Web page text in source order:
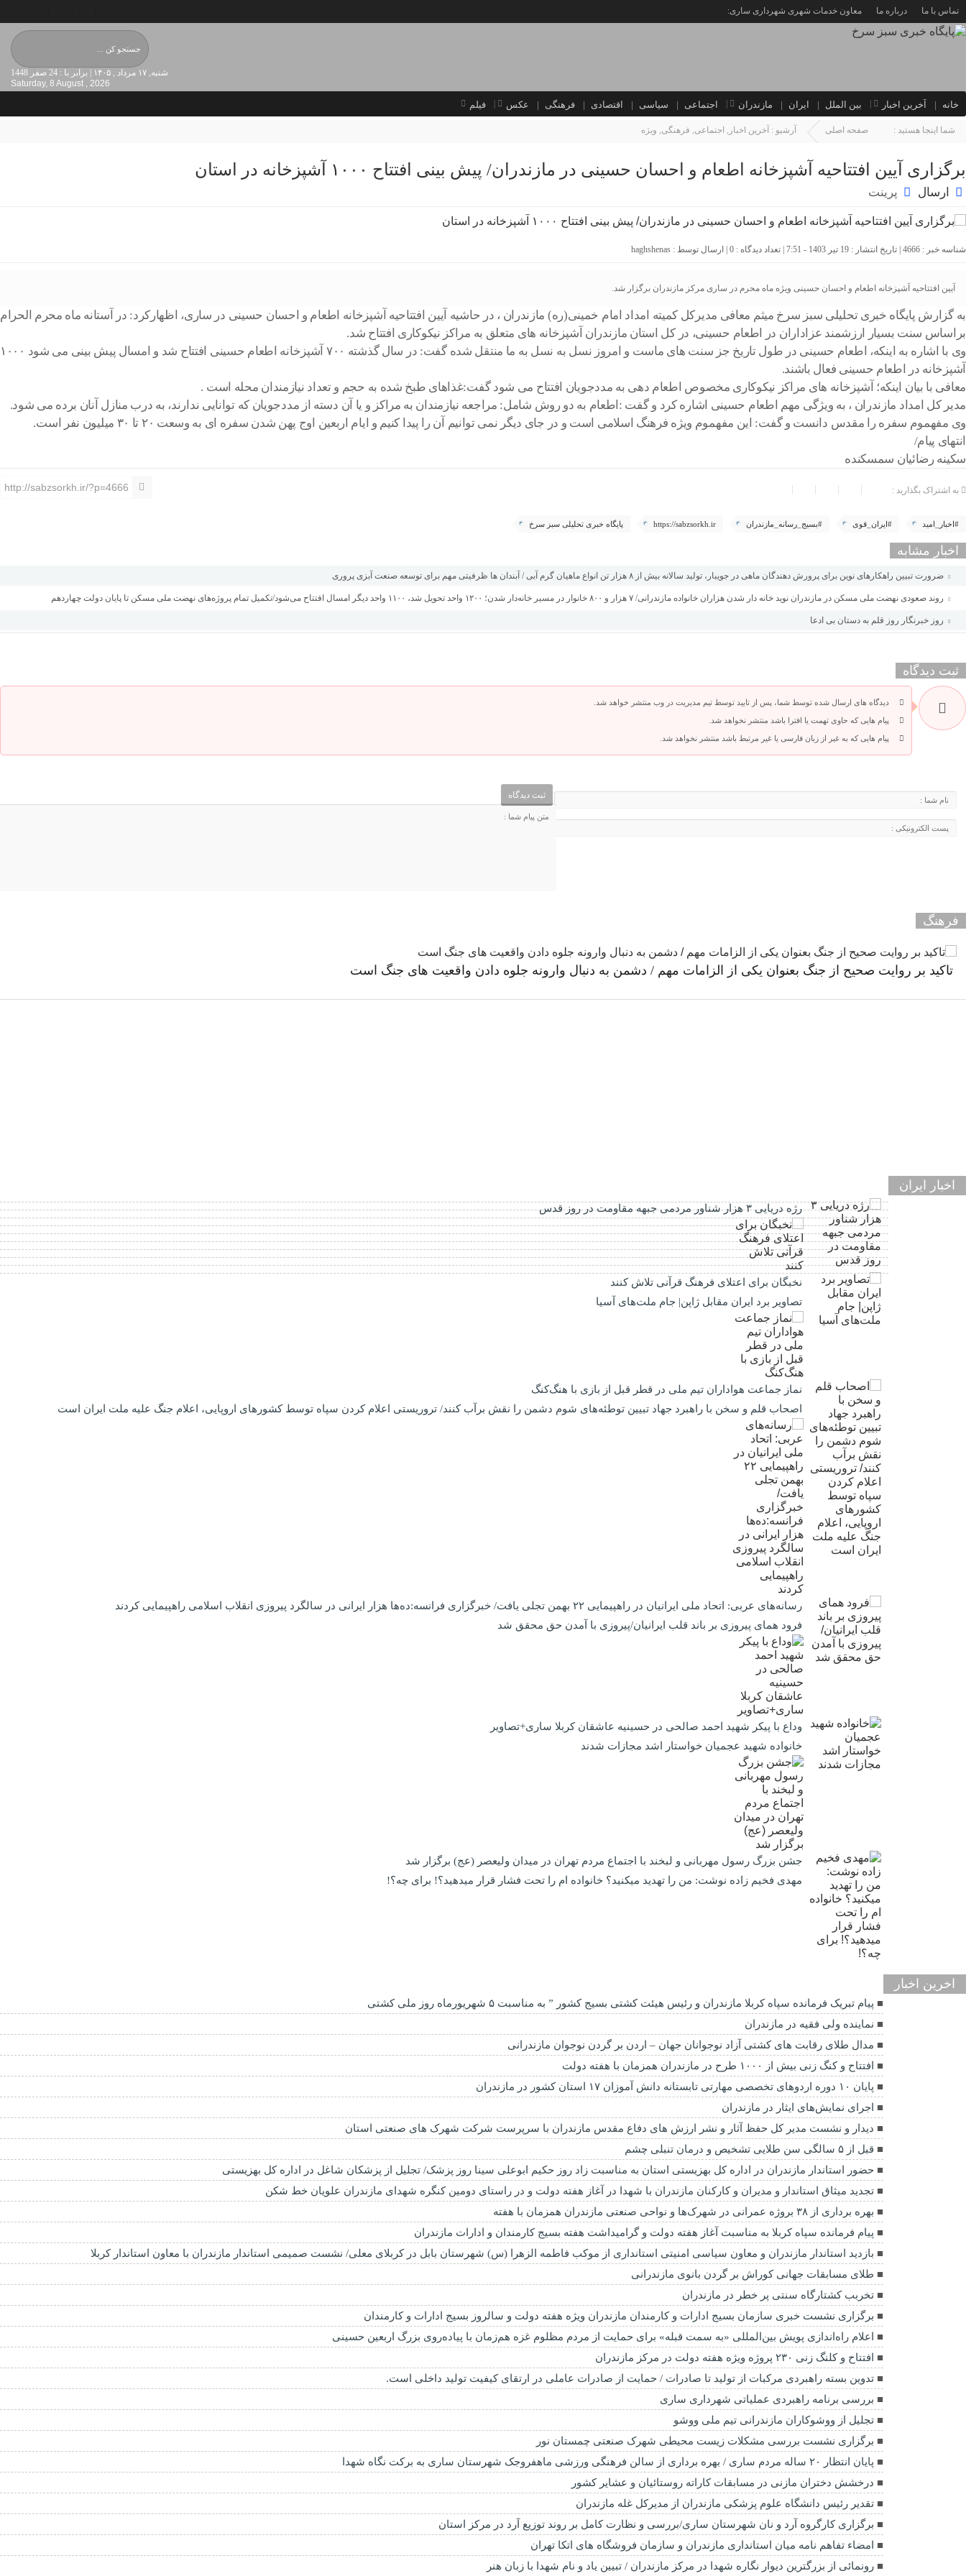
تماس با ما درباره ما معاون خدمات شهری شهرداری ساری:
شنبه, ۱۷ مرداد , ۱۴۰۵ | برابر با : 24 صفر 1448
Saturday, 8 August , 2026
خانه آخرین اخبار بین الملل ایران مازندران اجتماعی سیاسی اقتصادی فرهنگی عکس فیلم
شما اینجا هستید : صفحه اصلی آرشیو : آخرین اخبار , اجتماعی, فرهنگی, ویژه
برگزاری آیین افتتاحیه آشپزخانه اطعام و احسان حسینی در مازندران/ پیش بینی افتتاح ۱۰۰۰ آشپزخانه در استان
ارسال پرینت
شناسه خبر : 4666 | تاریخ انتشار : 19 تیر 1403 - 7:51 | تعداد دیدگاه : 0 | ارسال توسط : haghshenas
آیین افتتاحیه آشپزخانه اطعام و احسان حسینی ویژه ماه محرم در ساری مرکز مازندران برگزار شد.
به گزارش پایگاه خبری تحلیلی سبز سرخ میثم معافی مدیرکل کمیته امداد امام خمینی(ره) مازندران ، در حاشیه آیین افتتاحیه آشپزخانه اطعام و احسان حسینی در ساری، اظهارکرد: در آستانه ماه محرم الحرام
براساس سنت بسیار ارزشمند عزاداران در اطعام حسینی، در کل استان مازندران آشپزخانه های متعلق به مراکز نیکوکاری افتتاح شد.
وی با اشاره به اینکه، اطعام حسینی در طول تاریخ جز سنت های ماست و امروز نسل به نسل به ما منتقل شده گفت: در سال گذشته ۷۰۰ آشپزخانه اطعام حسینی افتتاح شد و امسال پیش بینی می شود ۱۰۰۰
آشپزخانه در اطعام حسینی فعال باشند.
معافی با بیان اینکه؛ آشپزخانه های مراکز نیکوکاری مخصوص اطعام دهی به مددجویان افتتاح می شود گفت:غذاهای طبخ شده به حجم و تعداد نیازمندان محله است .
مدیر کل امداد مازندران ، به ویژگی مهم اطعام حسینی اشاره کرد و گفت :اطعام به دو روش شامل: مراجعه نیازمندان به مراکز و یا آن دسته از مددجویان که توانایی ندارند، به درب منازل آنان برده می شود.
وی مفهموم سفره را مقدس دانست و گفت: این مفهموم ویژه فرهنگ اسلامی است و در جای دیگر نمی توانیم آن را پیدا کنیم و ایام اربعین اوج پهن شدن سفره ای به وسعت ۲۰ تا ۳۰ میلیون نفر است.
انتهای پیام/
سکینه رضائیان سمسکنده
به اشتراک بگذارید : http://sabzsorkh.ir/?p=4666
#اخبار_امید #ایران_قوی #بسیج_رسانه_مازندران https://sabzsorkh.ir پایگاه خبری تحلیلی سبز سرخ
اخبار مشابه
ضرورت تبیین راهکارهای نوین برای پرورش دهندگان ماهی در جویبار، تولید سالانه بیش از ۸ هزار تن انواع ماهیان گرم آبی / آبندان ها ظرفیتی مهم برای توسعه صنعت آبزی پروری
روند صعودی نهضت ملی مسکن در مازندران نوید خانه دار شدن هزاران خانواده مازندرانی/ ۷ هزار و ۸۰۰ خانوار در مسیر خانه‌دار شدن؛ ۱۲۰۰ واحد تحویل شد، ۱۱۰۰ واحد دیگر امسال افتتاح می‌شود/تکمیل تمام پروژه‌های نهضت ملی مسکن تا پایان دولت چهاردهم
روز خبرنگار روز قلم به دستان بی ادعا
ثبت دیدگاه
دیدگاه های ارسال شده توسط شما، پس از تایید توسط تیم مدیریت در وب منتشر خواهد شد.
پیام هایی که حاوی تهمت یا افترا باشد منتشر نخواهد شد.
پیام هایی که به غیر از زبان فارسی یا غیر مرتبط باشد منتشر نخواهد شد.
فرهنگ
تاکید بر روایت صحیح از جنگ بعنوان یکی از الزامات مهم / دشمن به دنبال وارونه جلوه دادن واقعیت های جنگ است
اخبار ایران
رژه دریایی ۳ هزار شناور مردمی جبهه مقاومت در روز قدس
نخبگان برای اعتلای فرهنگ قرآنی تلاش کنند
تصاویر برد ایران مقابل ژاپن| جام ملت‌های آسیا
نماز جماعت هواداران تیم ملی در قطر قبل از بازی با هنگ‌کنگ
اصحاب قلم و سخن با راهبرد جهاد تبیین توطئه‌های شوم دشمن را نقش برآب کنند/ تروریستی اعلام کردن سپاه توسط کشورهای اروپایی، اعلام جنگ علیه ملت ایران است
رسانه‌های عربی: اتحاد ملی ایرانیان در راهپیمایی ۲۲ بهمن تجلی یافت/ خبرگزاری فرانسه:ده‌ها هزار ایرانی در سالگرد پیروزی انقلاب اسلامی راهپیمایی کردند
فرود همای پیروزی بر باند قلب ایرانیان/پیروزی با آمدن حق محقق شد
وداع با پیکر شهید احمد صالحی‌ در حسینیه عاشقان کربلا ساری+تصاویر
خانواده شهید عجمیان خواستار اشد مجازات شدند
جشن بزرگ رسول مهربانی و لبخند با اجتماع مردم تهران در میدان ولیعصر (عج) برگزار شد
مهدی فخیم زاده نوشت: من را تهدید میکنید؟ خانواده ام را‌ تحت فشار قرار میدهید؟! برای چه؟!
اخرین اخبار
پیام تبریک فرمانده سپاه کربلا مازندران و رئیس هیئت کشتی بسیج کشور ” به مناسبت ۵ شهریورماه روز ملی کشتی
نماينده ولی فقیه در مازندران
مدال طلای رقابت های کشتی آزاد نوجوانان جهان – اردن بر گردن نوجوان مازندرانی
افتتاح و کنگ زنی بیش از ۱۰۰۰ طرح در مازندران همزمان با هفته دولت
پایان ۱۰ دوره اردوهای تخصصی مهارتی تابستانه دانش آموزان ۱۷ استان کشور در مازندران
اجرای نمایش‌های ایثار در مازندران
دیدار و نشست مدیر کل حفظ آثار و نشر ارزش های دفاع مقدس مازندران با سرپرست شرکت شهرک های صنعتی استان
قبل از ۵ سالگی سن طلایی تشخیص و درمان تنبلی چشم
حضور استاندار مازندران در اداره کل بهزیستی استان به مناسبت زاد روز حکیم ابوعلی سینا روز پزشک/ تجلیل از پزشکان شاغل در اداره کل بهزیستی
تجدید میثاق استاندار و مدیران و کارکنان مازندران با شهدا در آغاز هفته دولت و در راستای دومین کنگره شهدای مازندران علویان خط شکن
بهره برداری از ۳۸ بروژه عمرانی در شهرک‌ها و نواحی صنعتی مازندران همزمان با هفته
پیام فرمانده سپاه کربلا به مناسبت آغاز هفته دولت و گرامیداشت هفته بسیج کارمندان و ادارات مازندران
بازدید استاندار مازندران و معاون سیاسی امنیتی استانداری از موکب فاطمه الزهرا (س) شهرستان بابل در کربلای معلی/ نشست صمیمی استاندار مازندران با معاون استاندار کربلا
طلای مسابقات جهانی کوراش بر گردن بانوی مازندرانی
تخربب کشتارگاه سنتی پر خطر در مازندران
برگزاری نشست خبری سازمان بسیج ادارات و کارمندان مازندران ویژه هفته دولت و سالروز بسیج ادارات و کارمندان
اعلام راه‌اندازی پویش بین‌المللی «به سمت قبله» برای حمایت از مردم مظلوم غزه هم‌زمان با پیاده‌روی بزرگ اربعین حسینی
افتتاح و کلنگ زنی ۲۳۰ پروژه ویژه هفته دولت در مرکز مازندران
تدوین بسته راهبردی مرکبات از تولید تا صادرات / حمایت از صادرات عاملی در ارتقای کیفیت تولید داخلی است.
بررسی برنامه راهبردی عملیاتی شهرداری ساری
تجلیل از ووشوکاران مازندرانی تیم ملی ووشو
برگزاری نشست بررسی مشکلات زیست محیطی شهرک صنعتی چمستان نور
پایان انتظار ۲۰ ساله مردم ساری / بهره برداری از سالن فرهنگی ورزشی ماهفروجک شهرستان ساری به برکت نگاه شهدا
درخشش دختران مازنی در مسابقات کاراته روستائیان و عشایر کشور
تقدیر رئیس دانشگاه علوم پزشکی مازندران از مدیرکل غله مازندران
برگزاری کارگروه آرد و نان شهرستان ساری/بررسی و نظارت کامل بر روند توزیع آرد در مرکز استان
امضاء تفاهم نامه میان استانداری مازندران و سازمان فروشگاه های اتکا تهران
رونمائی از بزرگترین دیوار نگاره شهدا در مرکز مازندران / تبیین یاد و نام شهدا با زبان هنر